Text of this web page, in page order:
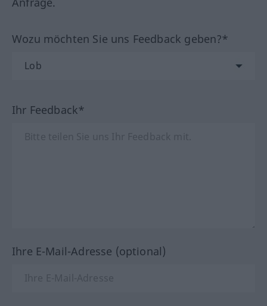
Wozu möchten Sie uns Feedback geben?*
Ihr Feedback*
Ihre E-Mail-Adresse (optional)